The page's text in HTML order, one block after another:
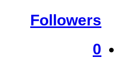
Followers
0